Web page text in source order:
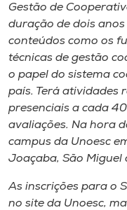
A+
A-
Gestão de
duração de dois
conteúdos como os
técnicas de gestão
o papel do sistema
país. Terá atividades
presenciais a cada
avaliações. Na hora
campus da Unoesc
Joaçaba, São Miguel
As inscrições para o
no site da Unoesc,